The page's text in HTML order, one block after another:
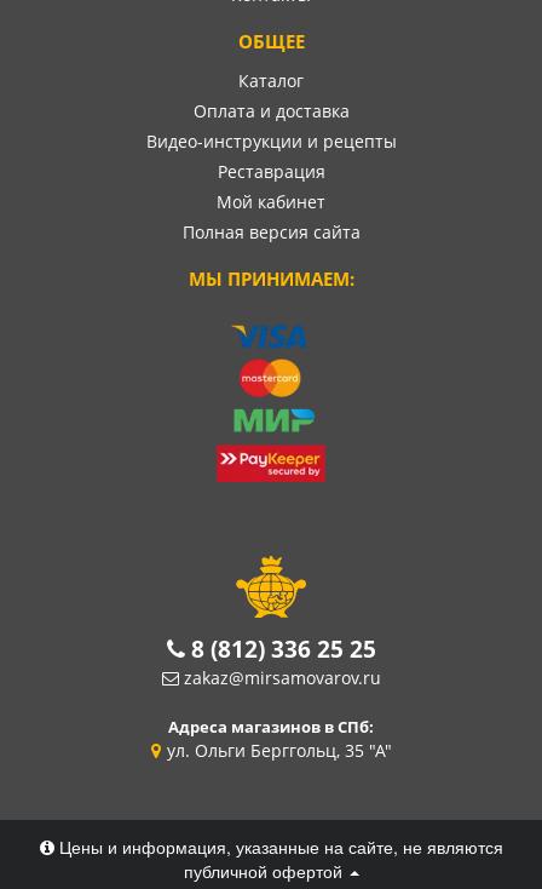
ОБЩЕЕ
Каталог
Оплата и доставка
Видео-инструкции и рецепты
Реставрация
Мой кабинет
Полная версия сайта
МЫ ПРИНИМАЕМ:
8 (812) 336 25 25
zakaz@mirsamovarov.ru
Адреса магазинов в СПб:
ул. Ольги Берггольц, 35 "А"
Цены и информация, указанные на сайте, не являются
публичной офертой